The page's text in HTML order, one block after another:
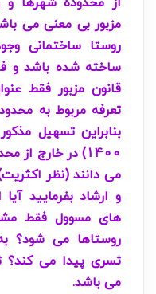
مزبور بی معنی می
ساخته شده باشد و
قانون مزبور فقط
تعرفه مربوط به
بنابراین تسهیل
1400) در خارج
می دانند (نظر
و ارشاد بفرمایید
های مسوول فقط
روستاها می شود؟
تسری پیدا می کند؟
می باشد.